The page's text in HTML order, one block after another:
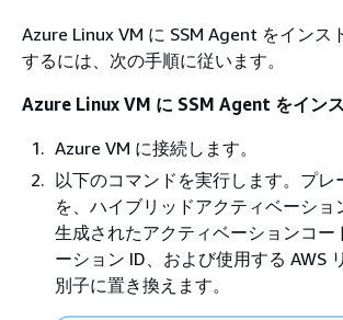
Azure Linux VM に SSM Agent をインス
するには、次の手順に従います。
Azure Linux VM に SSM Agent をイン
Azure VM に接続します。
以下のコマンドを実行します。プレ
を、ハイブリッドアクティベーショ
生成されたアクティベーションコー
ーション ID、および使用する AWS
別子に置き換えます。